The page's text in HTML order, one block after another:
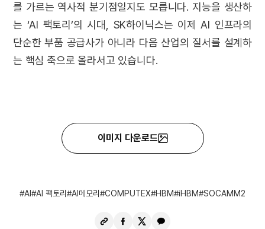
를 가르는 역사적 분기점일지도 모릅니다. 지능을 생산하
는 ‘AI 팩토리’의 시대, SK하이닉스는 이제 AI 인프라의
단순한 부품 공급사가 아니라 다음 산업의 질서를 설계하
는 핵심 축으로 올라서고 있습니다.
이미지 다운로드
AI AI 팩토리 AI메모리 COMPUTEX HBM iHBM SOCAMM2
URL
페
X
카